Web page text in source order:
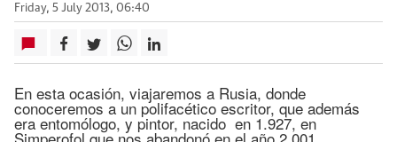
Friday, 5 July 2013, 06:40
En esta ocasión, viajaremos a Rusia, donde
conoceremos a un polifacético escritor, que además
era entomólogo, y pintor, nacido en 1.927, en